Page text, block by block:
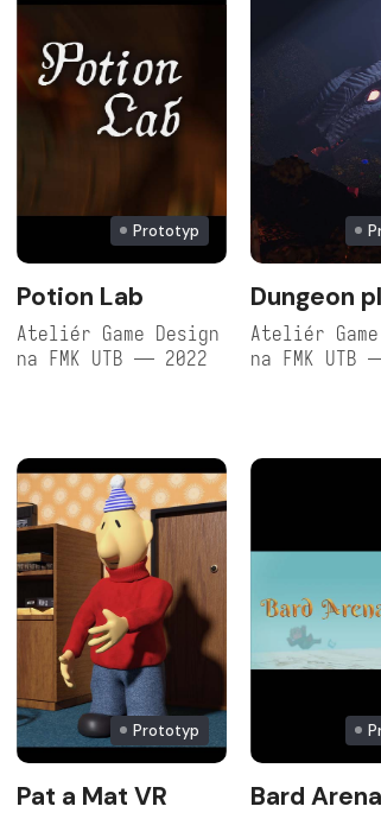
Prototyp
Potion Lab
Ateliér Game Design
na FMK UTB — 2022
Dungeon
Ateliér
na FMK UTB
Prototyp
Pat a Mat VR Bard Arena